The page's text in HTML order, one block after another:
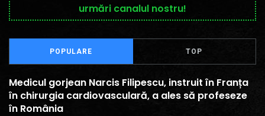
urmări canalul nostru!
POPULARE TOP
Medicul gorjean Narcis Filipescu, instruit în Franța
în chirurgia cardiovasculară, a ales să profeseze
în România